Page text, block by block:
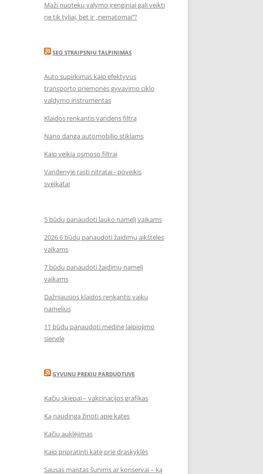
Maži nuotekų valymo įrenginiai gali veikti
ne tik tyliai, bet ir „nematomai‘‘?
SEO STRAIPSNIU TALPINIMAS
Auto supirkimas kaip efektyvus
transporto priemonės gyvavimo ciklo
valdymo instrumentas
Klaidos renkantis vandens filtrą
Nano danga automobilio stiklams
Kaip veikia osmoso filtrai
Vandenyje rasti nitratai - poveikis
sveikatai
5 būdų panaudoti lauko namelį vaikams
2026 6 būdų panaudoti žaidimų aikšteles
vaikams
7 būdų panaudoti žaidimų namelį
vaikams
Dažniausios klaidos renkantis vaikų
namelius
11 būdų panaudoti medinę laipiojimo
sienelę
GYVUNU PREKIU PARDUOTUVE
Kačių skiepai – vakcinacijos grafikas
Ką naudinga žinoti apie kates
Kačių auklėjimas
Kaip pripratinti katę prie draskyklės
Sausas maistas šunims ar konservai – ką